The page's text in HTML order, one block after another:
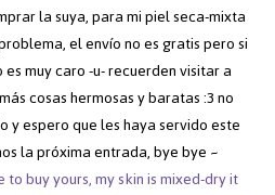
la suya, para mi piel seca-mixta
el envío no es gratis pero si
muy caro -u- recuerden visitar a
cosas hermosas y baratas :3 no
y espero que les haya servido este
la próxima entrada, bye bye ~
buy yours, my skin is mixed-dry it